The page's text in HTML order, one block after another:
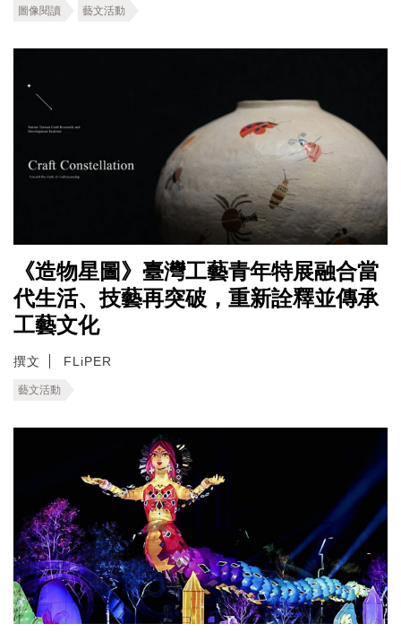
圖像閱讀 藝文活動
《造物星圖》臺灣工藝青年特展融合當
代生活、技藝再突破，重新詮釋並傳承
工藝文化
撰文 FLiPER
藝文活動